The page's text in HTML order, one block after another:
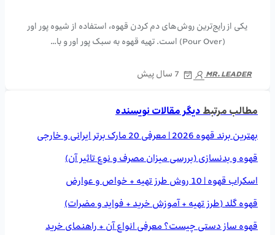
یکی از رایج‌ترین روش‌های دم کردن قهوه، استفاده از شیوه پور اور
(Pour Over) است. تهیه قهوه به سبک پور اور و با…
MR. LEADER 7 سال پیش
مطالب مرتبطدیگر مقالات نویسنده
بهترین برند قهوه 2026 | معرفی 20 مارک برتر ایرانی و خارجی
قهوه و بدنسازی (بررسی میزان مصرف و نوع تاثیر آن)
اسکراب قهوه | 10 روش طرز تهیه + خواص و عوارض
قهوه گلد (طرز تهیه + آموزش خرید + فواید و مضرات)
قهوه ساز دستی چیست؟ معرفی انواع آن + راهنمای خرید